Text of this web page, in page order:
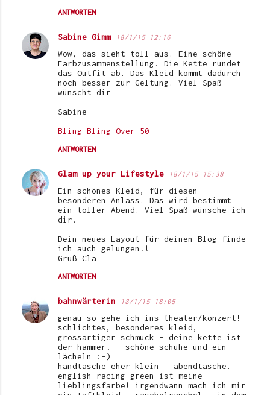
ANTWORTEN
Sabine Gimm 18/1/15 12:16
Wow, das sieht toll aus. Eine schöne
Farbzusammenstellung. Die Kette rundet
das Outfit ab. Das Kleid kommt dadurch
noch besser zur Geltung. Viel Spaß
wünscht dir
Sabine
Bling Bling Over 50
ANTWORTEN
Glam up your Lifestyle 18/1/15 15:38
Ein schönes Kleid, für diesen
besonderen Anlass. Das wird bestimmt
ein toller Abend. Viel Spaß wünsche ich
dir.
Dein neues Layout für deinen Blog finde
ich auch gelungen!!
Gruß Cla
ANTWORTEN
bahnwärterin 18/1/15 18:05
genau so gehe ich ins theater/konzert!
schlichtes, besonderes kleid,
grossartiger schmuck - deine kette ist
der hammer! - schöne schuhe und ein
lächeln :-)
handtasche eher klein = abendtasche.
english racing green ist meine
lieblingsfarbe! irgendwann mach ich mir